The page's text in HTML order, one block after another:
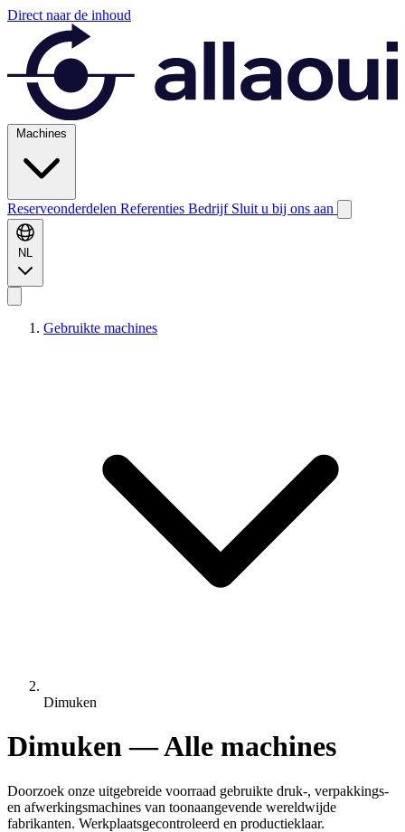
Direct naar de inhoud
Machines
Reserveonderdelen Referenties Bedrijf Sluit u bij ons aan
NL
Gebruikte machines
Dimuken
Dimuken — Alle machines
Doorzoek onze uitgebreide voorraad gebruikte druk-, verpakkings-
en afwerkingsmachines van toonaangevende wereldwijde
fabrikanten. Werkplaatsgecontroleerd en productieklaar.